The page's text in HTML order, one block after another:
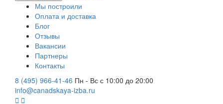
Мы построили
Оплата и доставка
Блог
Отзывы
Вакансии
Партнеры
Контакты
8 (495) 966-41-46 Пн - Вс с 10:00 до 20:00
info@canadskaya-izba.ru